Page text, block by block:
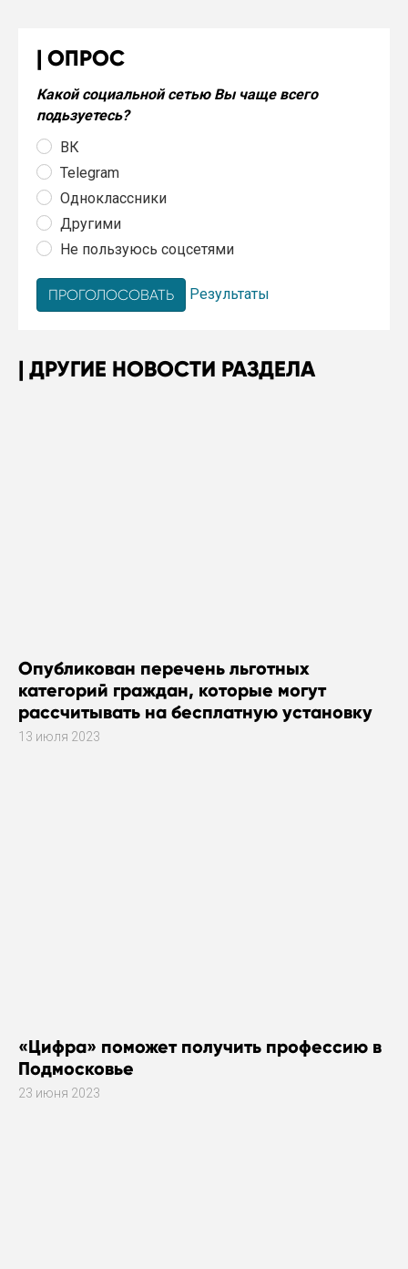
ОПРОС
Какой социальной сетью Вы чаще всего
подьзуетесь?
ВК
Telegram
Одноклассники
Другими
Не пользуюсь соцсетями
Результаты
ДРУГИЕ НОВОСТИ РАЗДЕЛА
Опубликован перечень льготных
категорий граждан, которые могут
рассчитывать на бесплатную установку
газового оборудования
13 июля 2023
«Цифра» поможет получить профессию в
Подмосковье
23 июня 2023